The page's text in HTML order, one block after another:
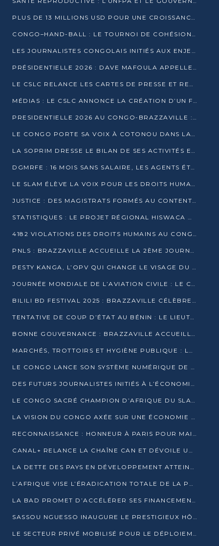
PLUS DE 13 MILLIONS USD POUR UNE CROISSANCE VERTE ET SOUVERAINE
CONGO–HAND-BALL : LE TOURNOI DE COHÉSION ET DE FRATERNITÉ ALLUME SES LAMPIONS À BRAZZAVILLE
LES JOURNALISTES CONGOLAIS INITIÉS AUX ENJEUX DE L’ÉCONOMIE BLEUE
PRÉSIDENTIELLE 2026 : DAVE MAFOULA APPELLE LES CONGOLAIS À UN « NOUVEAU DÉPART »
LE CSLC RELANCE LES CARTES DE PRESSE ET RECONNAÎT OFFICIELLEMENT LES MÉDIAS EN LIGNE
MÉDIAS : LE CSLC ANNONCE LA CRÉATION D’UN FONDS D’APPUI À LA PRESSE
PRESIDENTIELLE 2026 AU CONGO-BRAZZAVILLE : UN CASTING ÉLARGI
LE CONGO PORTE SA VOIX À COTONOU DANS LA LUTTE CONTRE LA TUBERCULOSE
LA SOPRIM DRESSE LE BILAN DE SES ACTIVITÉS ET FIXE DE NOUVELLES PRIORITÉS
DGMRFE : 16 MOIS SANS SALAIRE, LES AGENTS ÉTOUFFENT DANS LE SILENCE
LE SLAM ÉLÈVE LA VOIX POUR LES DROITS HUMAINS À BRAZZAVILLE
JUSTICE : DES MAGISTRATS FORMÉS AU CONTENTIEUX DE LA PROPRIÉTÉ INTELLECTUELLE
STATISTIQUES : LE PROJET RÉGIONAL HISWACA OFFICIELLEMENT LANCÉ AU CONGO
4182 VIOLATIONS DES DROITS HUMAINS AU CONGO EN 2025 SELON LE CAD
PNLS : BRAZZAVILLE ACCUEILLE LA 2ÈME JOURNÉE SCIENTIFIQUE SUR LE VIH/SIDA
PESTY KANGA, L’OPV QUI CHANGE LE VISAGE DU REPORTAGE AU CONGO
JOURNÉE MONDIALE DE L’AVIATION CIVILE : LE CONGO MISE SUR L’INNOVATION ET LA SÉCURITÉ
BILILI BD FESTIVAL 2025 : BRAZZAVILLE CÉLÈBRE DIX ANS DE CRÉATION GRAPHIQUE AFRICAINE
TENTATIVE DE COUP D’ÉTAT AU BÉNIN : LE LIEUTENANT-COLONEL TIGRI S’AUTOPROCLAME CHEF D’UN COMITÉ MILITAIRE
BONNE GOUVERNANCE : BRAZZAVILLE ACCUEILLE LES PREMIÈRES JOURNÉES CONGOLAISES DE L’ÉVALUATION
MARCHÉS, TROTTOIRS ET HYGIÈNE PUBLIQUE : LE GOUVERNEMENT DURCIT LE TON
LE CONGO LANCE SON SYSTÈME NUMÉRIQUE DE VÉRIFICATION DU BOIS
DES FUTURS JOURNALISTES INITIÉS À L’ÉCONOMIE BLEUE DURABLE
LE CONGO SACRÉ CHAMPION D’AFRIQUE DU SLAM 2025
LA VISION DU CONGO AXÉE SUR UNE ÉCONOMIE BAS CARBONE AU RENDEZ-VOUS DE MONACO 2025
RECONNAISSANCE : HONNEUR À PARIS POUR MAIXENT RAOUL OMINGA
CANAL+ RELANCE LA CHAÎNE CAN ET DÉVOILE UNE OFFRE EXCEPTIONNELLE POUR DÉCEMBRE
LA DETTE DES PAYS EN DÉVELOPPEMENT ATTEINT UN SOMMET HISTORIQUE ENTRE 2022 ET 2024
L’AFRIQUE VISE L’ÉRADICATION TOTALE DE LA POLIOMYÉLITE D’ICI 2026
LA BAD PROMET D’ACCÉLÉRER SES FINANCEMENTS AVEC LE MINISTÈRE DE L’ASSAINISSEMENT
SASSOU NGUESSO INAUGURE LE PRESTIGIEUX HÔTEL KEMPINSKI BRAZZAVILLE
LE SECTEUR PRIVÉ MOBILISÉ POUR LE DÉPLOIEMENT DE 19 MINI-CENTRALES SOLAIRES